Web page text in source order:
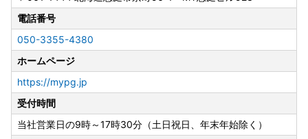
電話番号
050-3355-4380
ホームページ
https://mypg.jp
受付時間
当社営業日の9時～17時30分（土日祝日、年末年始除く）